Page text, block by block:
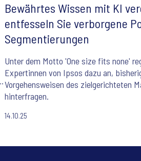
Bewährtes Wissen mit KI
entfesseln Sie verborgene
Segmentierungen
Unter dem Motto 'One size fits none'
Expertinnen von Ipsos dazu an,
Vorgehensweisen des zielgerichteten
hinterfragen.
14.10.25